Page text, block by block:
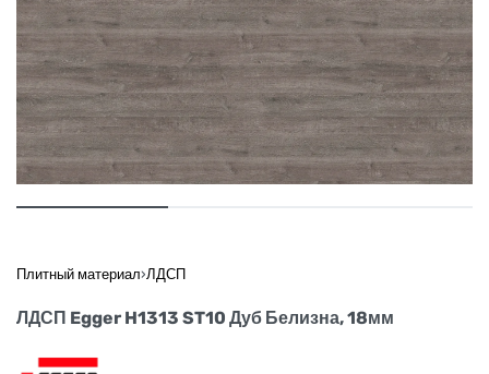
Плитный материал›ЛДСП
ЛДСП Egger H1313 ST10 Дуб Белизна, 18мм